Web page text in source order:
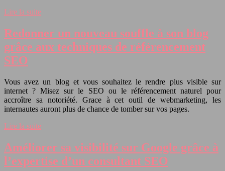
Lire la suite
Redonner un nouveau souffle à son blog
grâce aux techniques de référencement
SEO
Vous avez un blog et vous souhaitez le rendre plus visible sur
internet ? Misez sur le SEO ou le référencement naturel pour
accroître sa notoriété. Grace à cet outil de webmarketing, les
internautes auront plus de chance de tomber sur vos pages.
Lire la suite
Améliorer sa visibilité sur Google grâce à
l’expertise d’un consultant SEO